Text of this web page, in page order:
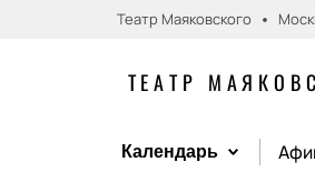
Театр Маяковского
ТЕАТР
Календарь